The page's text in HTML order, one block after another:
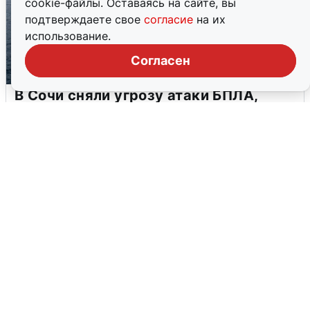
cookie-файлы. Оставаясь на сайте, вы
подтверждаете свое согласие на их
использование.
Согласен
В Сочи сняли угрозу атаки БПЛА,